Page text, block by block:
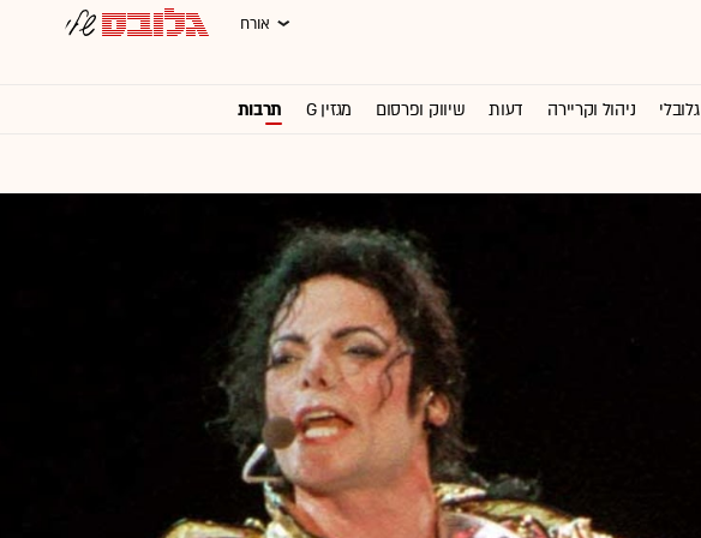
אורח
גלובלי ניהול וקריירה דעות שיווק ופרסום מגזין G תרבות